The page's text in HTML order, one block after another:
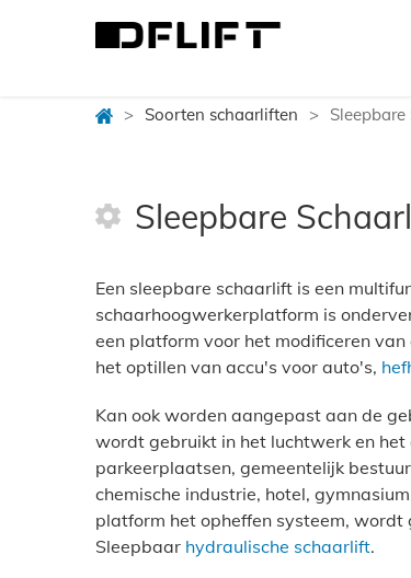
> Soorten schaarliften >
Sleepbare
Een sleepbare schaarlift is een
schaarhoogwerkerplatform is
een platform voor het modificeren
het optillen van accu's voor auto's,
Kan ook worden aangepast aan de
wordt gebruikt in het luchtwerk en
parkeerplaatsen, gemeentelijk
chemische industrie, hotel,
platform het opheffen systeem,
Sleepbaar hydraulische schaarlift.